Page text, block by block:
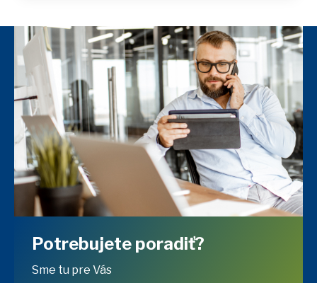
Potrebujete poradiť?
Sme tu pre Vás